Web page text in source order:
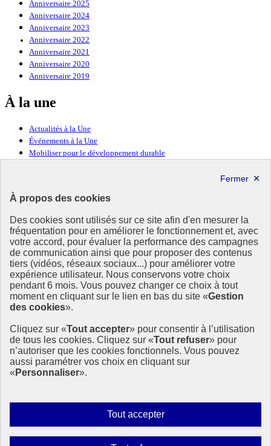
À propos des cookies
Des cookies sont utilisés sur ce site afin d'en mesurer la
fréquentation pour en améliorer le fonctionnement et, avec
votre accord, pour évaluer la performance des campagnes
de communication ainsi que pour proposer des contenus
tiers (vidéos, réseaux sociaux...) pour améliorer votre
expérience utilisateur. Nous conservons votre choix
pendant 6 mois. Vous pouvez changer ce choix à tout
moment en cliquant sur le lien en bas du site «Gestion
des cookies».
Cliquez sur «Tout accepter» pour consentir à l’utilisation
de tous les cookies. Cliquez sur «Tout refuser» pour
n’autoriser que les cookies fonctionnels. Vous pouvez
aussi paramétrer vos choix en cliquant sur
« Personnaliser».
Tout accepterAutoriser
tous
Anniversaire 2025
Anniversaire 2024
Anniversaire 2023
Anniversaire 2022
Anniversaire 2021
Anniversaire 2020
Anniversaire 2019
À la une
Actualités à la Une
Événements à la Une
Mobiliser pour le développement durable
Ressources
Ressources
La Méth’ODD
Gouvernement
Ce site propose l’information de référence concernant l’Agenda
2030 et la feuille de route de la France. Il valorise la mobilisation de
tous les acteurs.
info.gouv.fr- ouvre une nouvelle fenêtre
service-public.fr - ouvre une nouvelle fenêtre
legifrance.gouv.fr- ouvre une nouvelle fenêtre
data.gouv.fr- ouvre une nouvelle fenêtre
Plan du site
Mentions légales